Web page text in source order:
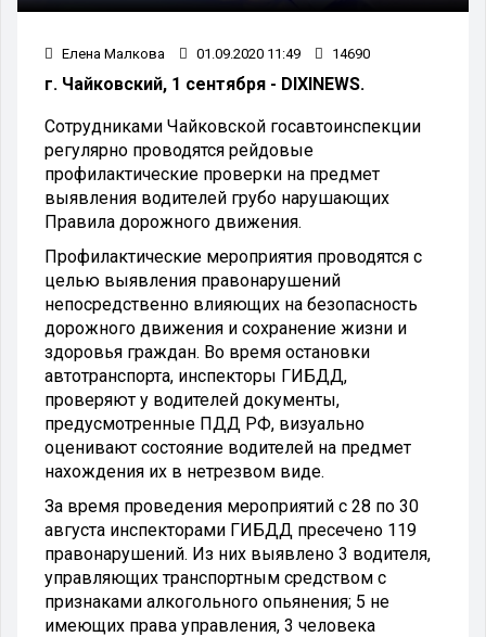
Елена Малкова 01.09.2020 11:49 14690
г. Чайковский, 1 сентября - DIXINEWS.
Сотрудниками Чайковской госавтоинспекции
регулярно проводятся рейдовые
профилактические проверки на предмет
выявления водителей грубо нарушающих
Правила дорожного движения.
Профилактические мероприятия проводятся с
целью выявления правонарушений
непосредственно влияющих на безопасность
дорожного движения и сохранение жизни и
здоровья граждан. Во время остановки
автотранспорта, инспекторы ГИБДД,
проверяют у водителей документы,
предусмотренные ПДД РФ, визуально
оценивают состояние водителей на предмет
нахождения их в нетрезвом виде.
За время проведения мероприятий с 28 по 30
августа инспекторами ГИБДД пресечено 119
правонарушений. Из них выявлено 3 водителя,
управляющих транспортным средством с
признаками алкогольного опьянения; 5 не
имеющих права управления, 3 человека